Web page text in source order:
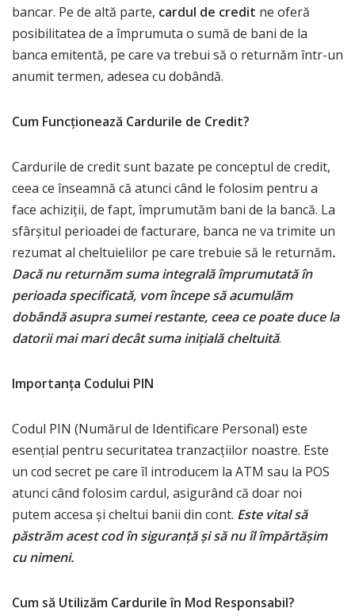
bancar. Pe de altă parte, cardul de credit ne oferă
posibilitatea de a împrumuta o sumă de bani de la
banca emitentă, pe care va trebui să o returnăm într-un
anumit termen, adesea cu dobândă.
Cum Funcționează Cardurile de Credit?
Cardurile de credit sunt bazate pe conceptul de credit,
ceea ce înseamnă că atunci când le folosim pentru a
face achiziții, de fapt, împrumutăm bani de la bancă. La
sfârșitul perioadei de facturare, banca ne va trimite un
rezumat al cheltuielilor pe care trebuie să le returnăm.
Dacă nu returnăm suma integrală împrumutată în
perioada specificată, vom începe să acumulăm
dobândă asupra sumei restante, ceea ce poate duce la
datorii mai mari decât suma inițială cheltuită.
Importanța Codului PIN
Codul PIN (Numărul de Identificare Personal) este
esențial pentru securitatea tranzacțiilor noastre. Este
un cod secret pe care îl introducem la ATM sau la POS
atunci când folosim cardul, asigurând că doar noi
putem accesa și cheltui banii din cont. Este vital să
păstrăm acest cod în siguranță și să nu îl împărtășim
cu nimeni.
Cum să Utilizăm Cardurile în Mod Responsabil?